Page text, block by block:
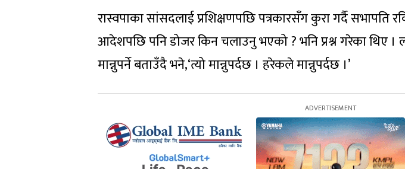
रास्वपाका सांसदलाई प्रशिक्षणपछि पत्रकारसँग कुरा गर्दै सभापति
आदेशपछि पनि डोजर किन चलाउनु भएको ? भनि प्रश्न गरेका थिए
मान्नुपर्ने बताउँदै भने,‘त्यो मान्नुपर्दछ । हरेकले मान्नुपर्दछ ।’